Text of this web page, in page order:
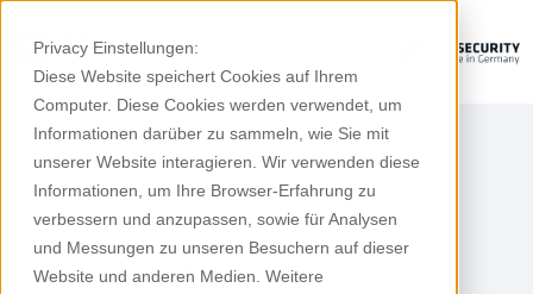
Privacy Einstellungen:
Diese Website speichert Cookies auf Ihrem
Computer. Diese Cookies werden verwendet, um
Informationen darüber zu sammeln, wie Sie mit
unserer Website interagieren. Wir verwenden diese
Informationen, um Ihre Browser-Erfahrung zu
verbessern und anzupassen, sowie für Analysen
und Messungen zu unseren Besuchern auf dieser
Website und anderen Medien. Weitere
Künstliche Intelligenz